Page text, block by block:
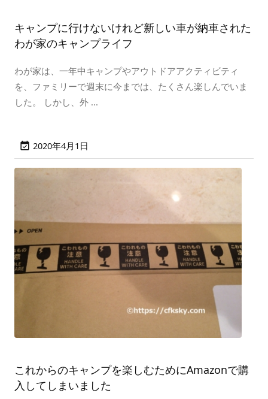
キャンプに行けないけれど新しい車が納車された
わが家のキャンプライフ
わが家は、一年中キャンプやアウトドアアクティビティ
を、ファミリーで週末に今までは、たくさん楽しんでいま
した。 しかし、外 ...
 2020年4月1日
これからのキャンプを楽しむためにAmazonで購
入してしまいました